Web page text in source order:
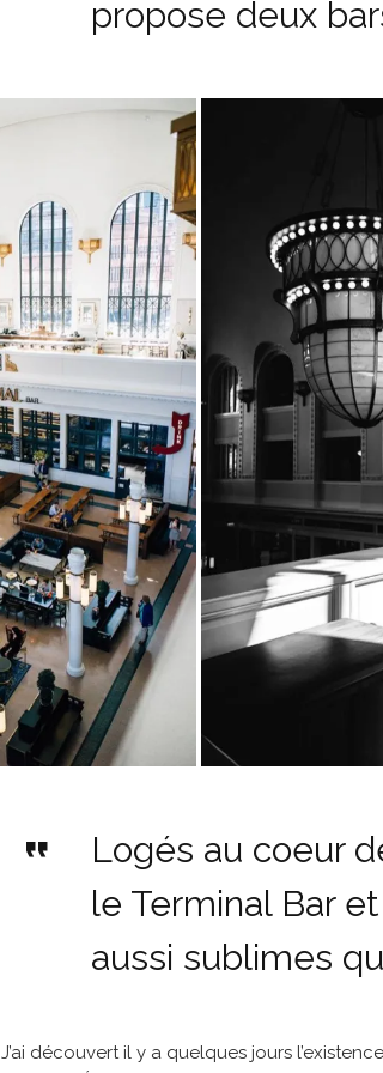
propose deux
Logés au coeur
le Terminal Bar
aussi sublimes
J’ai découvert il y a quelques jours